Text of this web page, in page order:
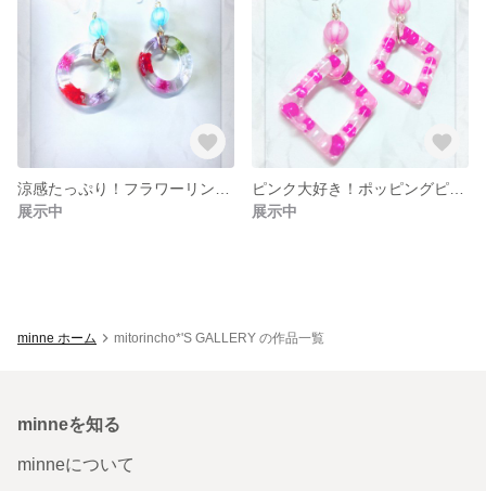
展示中
展示中
minne ホーム mitorincho*'S GALLERY の作品一覧
minneを知る
minneについて